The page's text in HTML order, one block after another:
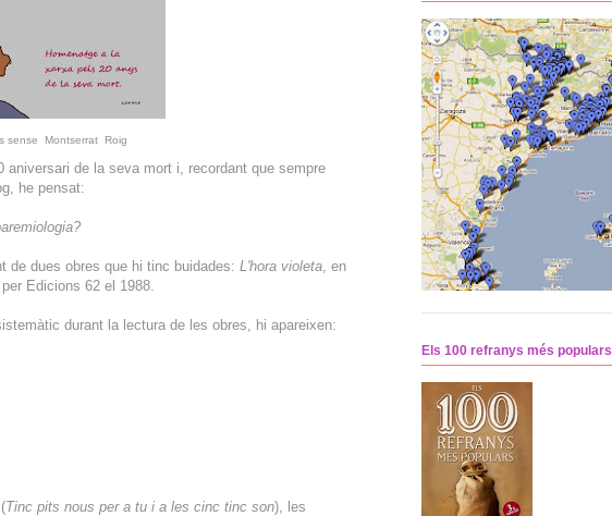
sense Montserrat Roig
aniversari de la seva mort i, recordant que sempre
he pensat:
de dues obres que hi tinc buidades: L'hora violeta, en
Edicions 62 el 1988.
durant la lectura de les obres, hi apareixen:
Tinc pits nous per a tu i a les cinc tinc son), les
Els 100 refranys més populars